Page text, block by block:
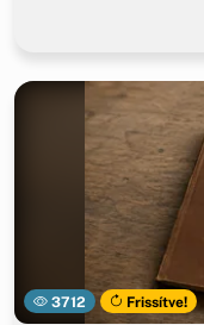
3712 Frissítve!